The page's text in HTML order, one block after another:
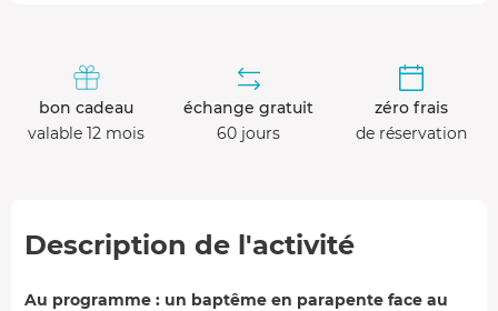
bon cadeau
valable 12 mois
échange gratuit
60 jours
zéro frais
de réservation
Description de l'activité
Au programme : un baptême en parapente face au